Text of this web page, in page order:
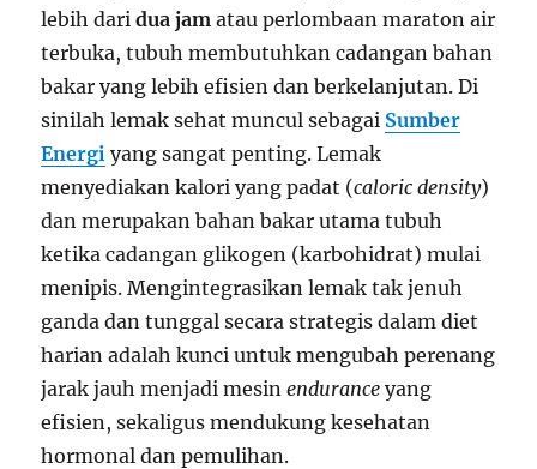
lebih daridua jam atau perlombaan maraton air
terbuka, tubuh membutuhkan cadangan bahan
bakar yang lebih efisien dan berkelanjutan. Di
sinilah lemak sehat muncul sebagai Sumber
Energi yang sangat penting. Lemak
menyediakan kalori yang padat (caloric density)
dan merupakan bahan bakar utama tubuh
ketika cadangan glikogen (karbohidrat) mulai
menipis. Mengintegrasikan lemak tak jenuh
ganda dan tunggal secara strategis dalam diet
harian adalah kunci untuk mengubah perenang
jarak jauh menjadi mesinendurance yang
efisien, sekaligus mendukung kesehatan
hormonal dan pemulihan.